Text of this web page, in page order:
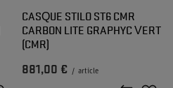
CASQUE STILO ST6 CMR
CARBON LITE GRAPHYC VERT
(CMR)
881,00 € / article